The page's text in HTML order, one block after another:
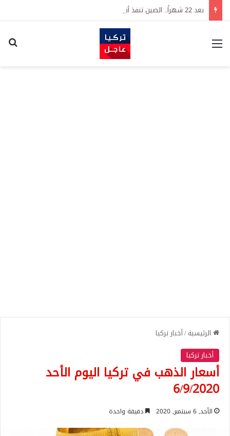
القائمة
الرئيسية/أخبار تركيا
أخبار تركيا
أسعار الذهب في تركيا اليوم الأحد
6/9/2020
الأحد, 6 سبتمبر, 2020 دقيقة واحدة